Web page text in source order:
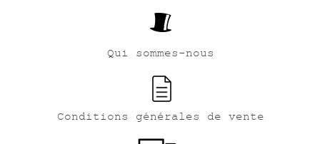
Qui sommes-nous
Conditions générales de vente